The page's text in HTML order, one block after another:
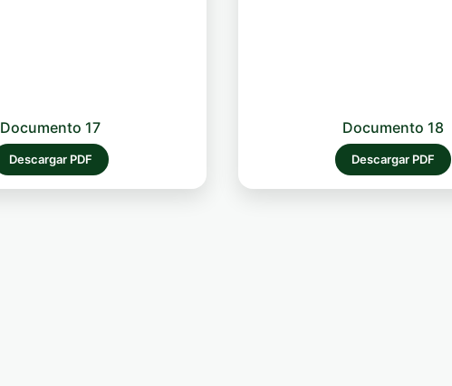
Documento 17
Descargar PDF
Documento 18
Descargar PDF